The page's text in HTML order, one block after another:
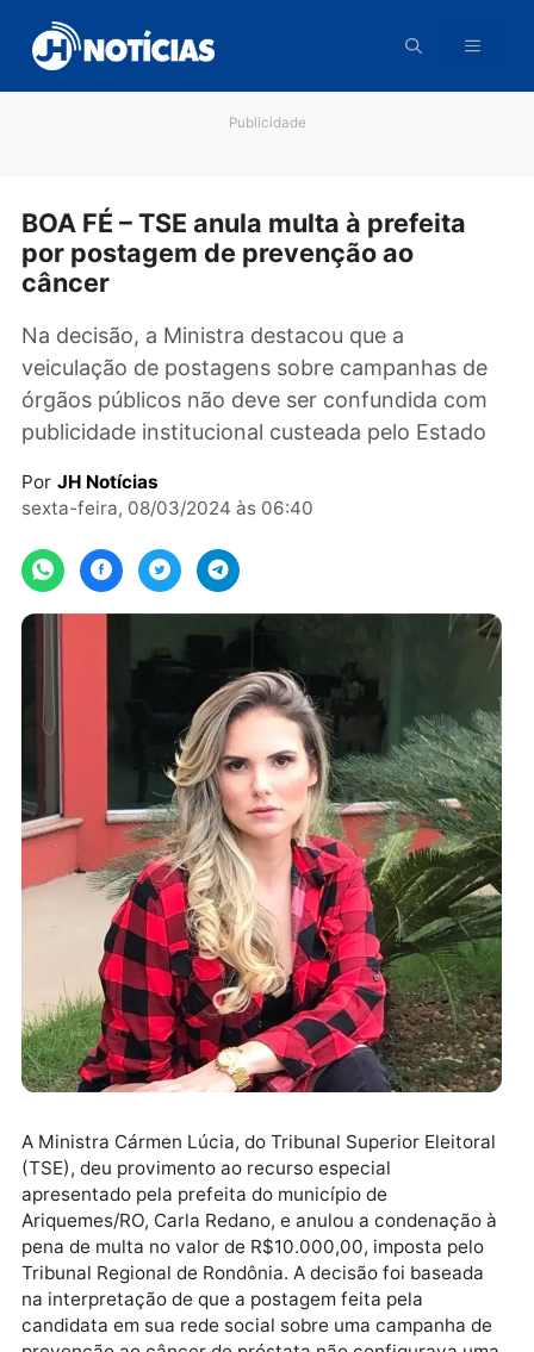
para
conteúdo
BOA FÉ – TSE anula multa à prefeita
por postagem de prevenção ao
Na decisão, a Ministra destacou que a
veiculação de postagens sobre campanhas
órgãos públicos não deve ser confundida
publicidade institucional custeada pelo
sexta-feira, 08/03/2024 às 06:40
A Ministra Cármen Lúcia, do Tribunal Superior
(TSE), deu provimento ao recurso especial
apresentado pela prefeita do município de